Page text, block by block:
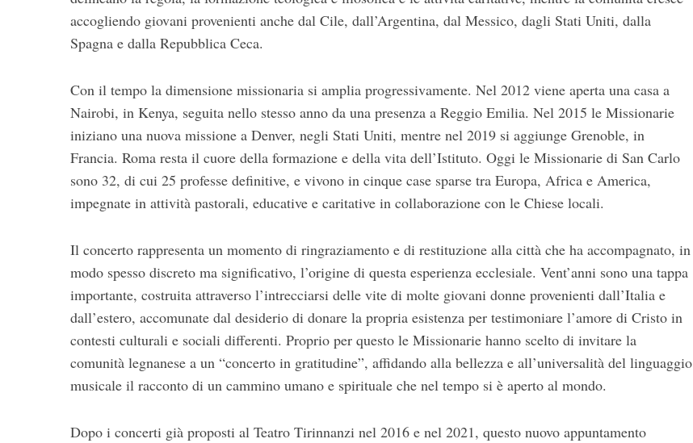
accogliendo giovani provenienti anche dal Cile, dall’Argentina, dal Messico, dagli Stati Uniti, dalla
Spagna e dalla Repubblica Ceca.
Con il tempo la dimensione missionaria si amplia progressivamente. Nel 2012 viene aperta una casa a
Nairobi, in Kenya, seguita nello stesso anno da una presenza a Reggio Emilia. Nel 2015 le Missionarie
iniziano una nuova missione a Denver, negli Stati Uniti, mentre nel 2019 si aggiunge Grenoble, in
Francia. Roma resta il cuore della formazione e della vita dell’Istituto. Oggi le Missionarie di San Carlo
sono 32, di cui 25 professe definitive, e vivono in cinque case sparse tra Europa, Africa e America,
impegnate in attività pastorali, educative e caritative in collaborazione con le Chiese locali.
Il concerto rappresenta un momento di ringraziamento e di restituzione alla città che ha accompagnato, in
modo spesso discreto ma significativo, l’origine di questa esperienza ecclesiale. Vent’anni sono una tappa
importante, costruita attraverso l’intrecciarsi delle vite di molte giovani donne provenienti dall’Italia e
dall’estero, accomunate dal desiderio di donare la propria esistenza per testimoniare l’amore di Cristo in
contesti culturali e sociali differenti. Proprio per questo le Missionarie hanno scelto di invitare la
comunità legnanese a un “concerto in gratitudine”, affidando alla bellezza e all’universalità del linguaggio
musicale il racconto di un cammino umano e spirituale che nel tempo si è aperto al mondo.
Dopo i concerti già proposti al Teatro Tirinnanzi nel 2016 e nel 2021, questo nuovo appuntamento